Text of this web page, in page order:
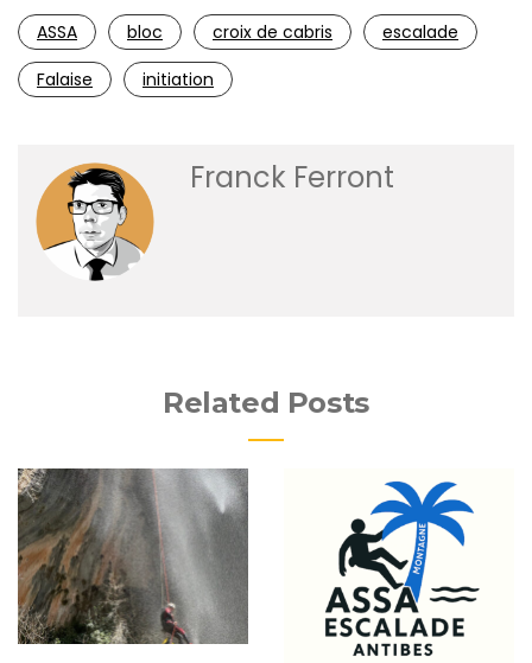
ASSA bloc croix de cabris
escalade
Falaise
initiation
Franck Ferront
Related Posts